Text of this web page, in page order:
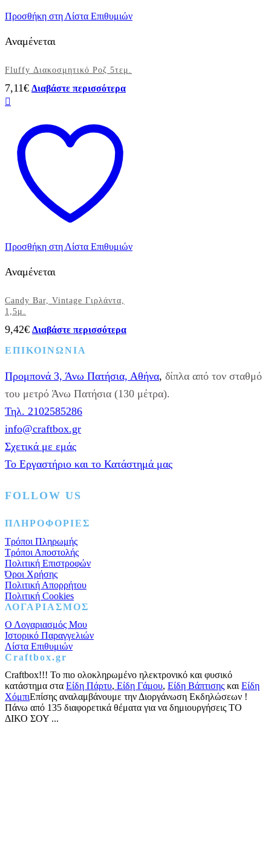
Προσθήκη στη Λίστα Επιθυμιών
Αναμένεται
Fluffy Διακοσμητικό Ροζ 5τεμ.
7,11€ Διαβάστε περισσότερα
Προσθήκη στη Λίστα Επιθυμιών
Αναμένεται
Candy Bar, Vintage Γιρλάντα,
1,5μ.
9,42€ Διαβάστε περισσότερα
ΕΠΙΚΟΙΝΩΝΙΑ
Προμπονά 3, Άνω Πατήσια, Αθήνα, δίπλα από τον σταθμό
του μετρό Άνω Πατήσια (130 μέτρα).
Τηλ. 2102585286
info@craftbox.gr
Σχετικά με εμάς
Το Εργαστήριο και το Κατάστημά μας
FOLLOW US
Facebook
Instagram
Pinterest
ΠΛΗΡΟΦΟΡΙΕΣ
Τρόποι Πληρωμής
Τρόποι Αποστολής
Πολιτική Επιστροφών
Όροι Χρήσης
Πολιτική Απορρήτου
Πολιτική Cookies
ΛΟΓΑΡΙΑΣΜΟΣ
Ο Λογαριασμός Μου
Ιστορικό Παραγγελιών
Λίστα Επιθυμιών
Craftbox.gr
Craftbox!!! Το πιο ολοκληρωμένο ηλεκτρονικό και φυσικό
κατάστημα στα Είδη Πάρτυ, Είδη Γάμου, Είδη Βάπτισης και Είδη
ΧόμπιΕπίσης αναλαμβάνουμε την Διοργάνωση Εκδηλώσεων !
Πάνω από 135 διαφορετικά θέματα για να δημιουργήσεις ΤΟ
ΔΙΚΟ ΣΟΥ ...